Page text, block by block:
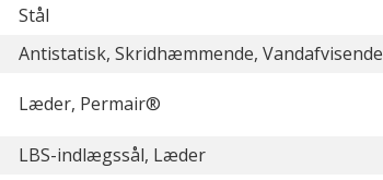
Stål
Antistatisk, Skridhæmmende, Vandafvisende
Læder, Permair®
LBS-indlægssål, Læder